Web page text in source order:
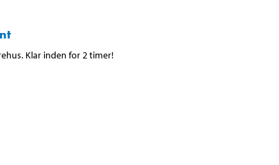
Klar inden for 2 timer!